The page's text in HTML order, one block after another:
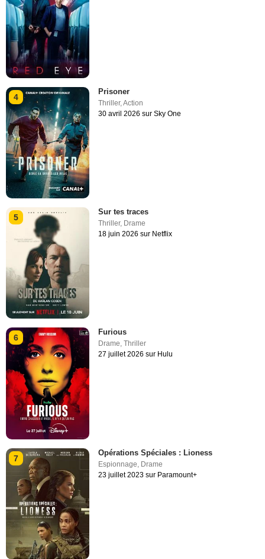
4
Prisoner
Thriller,Action
30 avril 2026 sur Sky One
5
Sur tes traces
Thriller, Drame
18 juin 2026 sur Netflix
6
Furious
Drame,Thriller
27 juillet 2026 sur Hulu
7
Opérations Spéciales : Lioness
Espionnage Drame
23 juillet 2023 sur Paramount+